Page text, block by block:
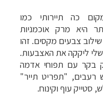
כה תיירותי כמו
היא מרק אוכמניות
צבעים מקסים. זהו
שלי ליקקה את האצבעות.
בקר עם תפוחי אדמה
רעבים, "תפריט תייר"
עוף וקינוח.